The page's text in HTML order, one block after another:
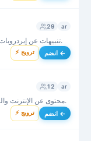
29 ar
تنبيهات عن إيردروبات العملات الرقمية وفرص المشاركة والمتابعة المبكرة.
⚡ ترويج انضم ←
12 ar
محتوى عن الإنترنت والشبكات مع تحديثات ومشاركات مختصرة حول المجال.
⚡ ترويج انضم ←